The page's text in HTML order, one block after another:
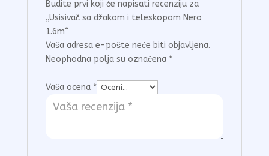
Budite prvi koji će napisati recenziju za
„Usisivač sa džakom i teleskopom Nero
1.6m“
Vaša adresa e-pošte neće biti objavljena.
Neophodna polja su označena *
Vaša ocena *